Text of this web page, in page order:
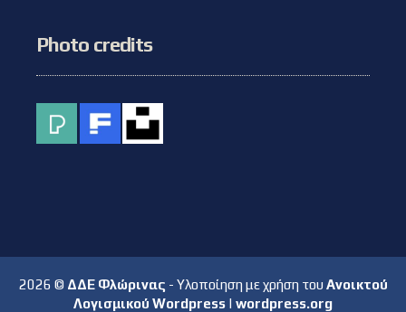
Photo credits
2026 © ΔΔΕ Φλώρινας - Υλοποίηση με χρήση του Ανοικτού
Λογισμικού Wordpress | wordpress.org